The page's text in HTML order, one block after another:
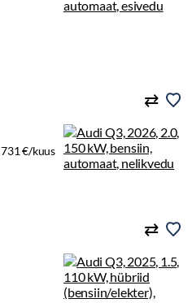
731 €/kuus